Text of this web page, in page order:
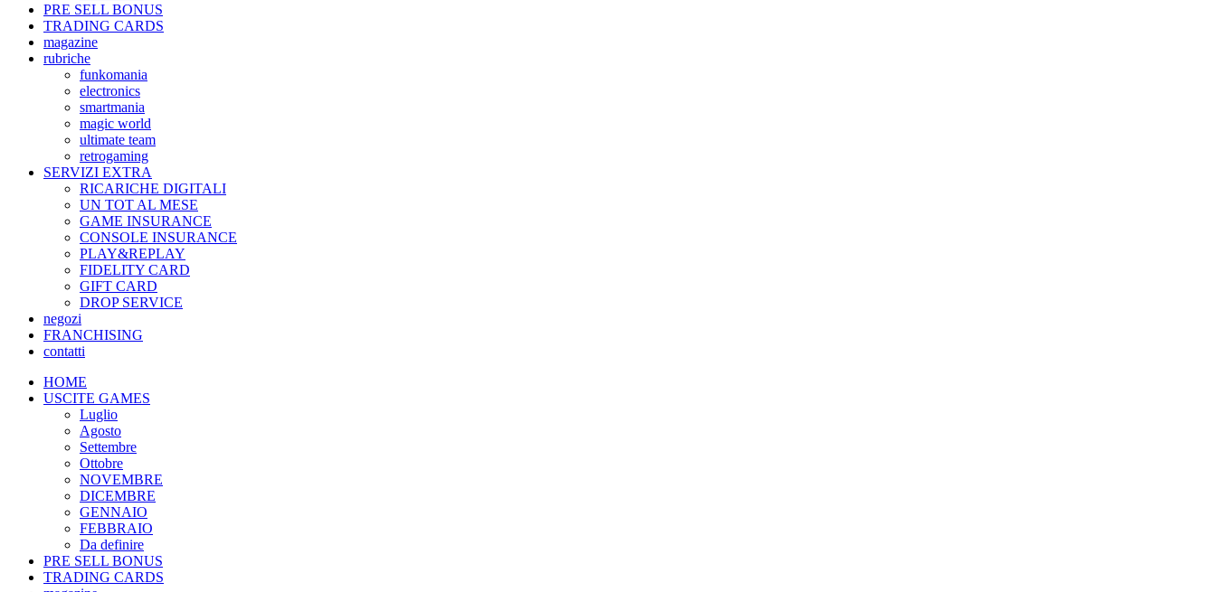
PRE SELL BONUS
TRADING CARDS
magazine
rubriche
funkomania
electronics
smartmania
magic world
ultimate team
retrogaming
SERVIZI EXTRA
RICARICHE DIGITALI
UN TOT AL MESE
GAME INSURANCE
CONSOLE INSURANCE
PLAY&REPLAY
FIDELITY CARD
GIFT CARD
DROP SERVICE
negozi
FRANCHISING
contatti
HOME
USCITE GAMES
Luglio
Agosto
Settembre
Ottobre
NOVEMBRE
DICEMBRE
GENNAIO
FEBBRAIO
Da definire
PRE SELL BONUS
TRADING CARDS